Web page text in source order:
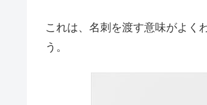
これは、名刺を渡す意味がよく
う。